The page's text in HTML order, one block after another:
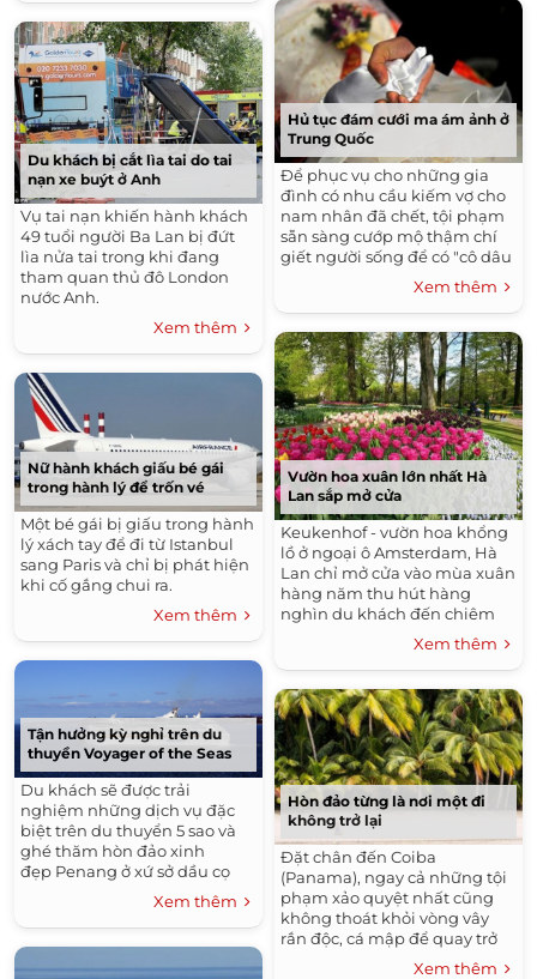
Du khách bị cắt lìa tai do tai
nạn xe buýt ở Anh
Vụ tai nạn khiến hành khách
49 tuổi người Ba Lan bị đứt
lìa nửa tai trong khi đang
tham quan thủ đô London
nước Anh.
Xem thêm
Nữ hành khách giấu bé gái
trong hành lý để trốn vé
Một bé gái bị giấu trong hành
lý xách tay để đi từ Istanbul
sang Paris và chỉ bị phát hiện
khi cố gắng chui ra.
Xem thêm
Tận hưởng kỳ nghỉ trên du
thuyền Voyager of the Seas
Du khách sẽ được trải
nghiệm những dịch vụ đặc
biệt trên du thuyển 5 sao và
ghé thăm hòn đảo xinh
đẹp Penang ở xứ sở dầu cọ
Xem thêm
Hủ tục đám cưới ma ám ảnh ở
Trung Quốc
Để phục vụ cho những gia
đình có nhu cầu kiếm vợ cho
nam nhân đã chết, tội phạm
sẵn sàng cướp mộ thậm chí
giết người sống để có "cô dâu
Xem thêm
Vườn hoa xuân lớn nhất Hà
Lan sắp mở cửa
Keukenhof - vườn hoa khổng
lồ ở ngoại ô Amsterdam, Hà
Lan chỉ mở cửa vào mùa xuân
hàng năm thu hút hàng
nghìn du khách đến chiêm
Xem thêm
Hòn đảo từng là nơi một đi
không trở lại
Đặt chân đến Coiba
(Panama), ngay cả những tội
phạm xảo quyệt nhất cũng
không thoát khỏi vòng vây
rắn độc, cá mập để quay trở
Xem thêm